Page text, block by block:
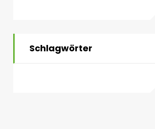
Schlagwörter